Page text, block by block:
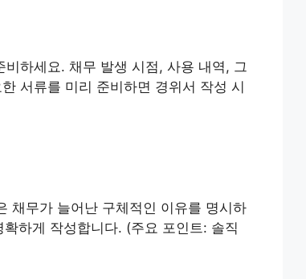
하세요. 채무 발생 시점, 사용 내역, 그
서류를 미리 준비하면 경위서 작성 시
채무가 늘어난 구체적인 이유를 명시하
하게 작성합니다. (주요 포인트: 솔직